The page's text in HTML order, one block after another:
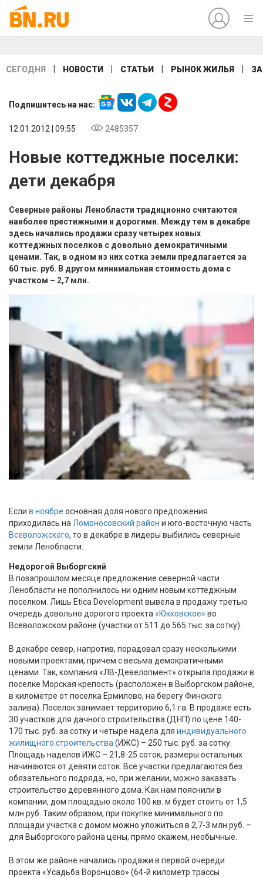
СЕГОДНЯ НОВОСТИ СТАТЬИ РЫНОК ЖИЛЬЯ
Подпишитесь на нас:
12.01.2012 | 09:55 2485357
Новые коттеджные поселки:
дети декабря
Северные районы Ленобласти традиционно считаются
наиболее престижными и дорогими. Между тем в декабре
здесь начались продажи сразу четырех новых
коттеджных поселков с довольно демократичными
ценами. Так, в одном из них сотка земли предлагается за
60 тыс. руб. В другом минимальная стоимость дома с
участком – 2,7 млн.
Если в ноябре основная доля нового предложения
приходилась на Ломоносовский район и юго-восточную часть
Всеволожского, то в декабре в лидеры выбились северные
земли Ленобласти.
Недорогой Выборгский
В позапрошлом месяце предложение северной части
Ленобласти не пополнилось ни одним новым коттеджным
поселком. Лишь Etica Development вывела в продажу третью
очередь довольно дорогого проекта «Юкковское» во
Всеволожском районе (участки от 511 до 565 тыс. за сотку).
В декабре север, напротив, порадовал сразу несколькими
новыми проектами, причем с весьма демократичными
ценами. Так, компания «ЛВ-Девелопмент» открыла продажи в
поселке Морская крепость (расположен в Выборгском районе,
в километре от поселка Ермилово, на берегу Финского
залива). Поселок занимает территорию 6,1 га. В продаже есть
30 участков для дачного строительства (ДНП) по цене 140-
170 тыс. руб. за сотку и четыре надела для индивидуального
жилищного строительства (ИЖС) – 250 тыс. руб. за сотку.
Площадь наделов ИЖС – 21,8-25 соток, размеры остальных
начинаются от девяти соток. Все участки предлагаются без
обязательного подряда, но, при желании, можно заказать
строительство деревянного дома. Как нам пояснили в
компании, дом площадью около 100 кв. м будет стоить от 1,5
млн руб. Таким образом, при покупке минимального по
площади участка с домом можно уложиться в 2,7-3 млн руб. –
для Выборгского района цены, прямо скажем, необычные.
В этом же районе начались продажи в первой очереди
проекта «Усадьба Воронцово» (64-й километр трассы